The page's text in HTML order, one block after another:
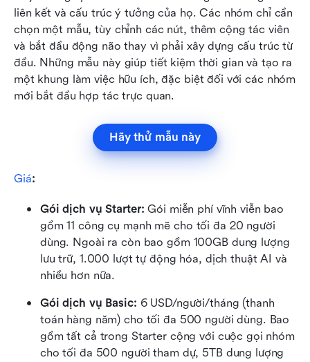
liên kết và cấu trúc ý tưởng của họ. Các nhóm chỉ cần
chọn một mẫu, tùy chỉnh các nút, thêm cộng tác viên
và bắt đầu động não thay vì phải xây dựng cấu trúc từ
đầu. Những mẫu này giúp tiết kiệm thời gian và tạo ra
một khung làm việc hữu ích, đặc biệt đối với các nhóm
mới bắt đầu hợp tác trực quan.
Hãy thử mẫu này
Giá:
Gói dịch vụ Starter: Gói miễn phí vĩnh viễn bao
gồm 11 công cụ mạnh mẽ cho tối đa 20 người
dùng. Ngoài ra còn bao gồm 100GB dung lượng
lưu trữ, 1.000 lượt tự động hóa, dịch thuật AI và
nhiều hơn nữa.
Gói dịch vụ Basic: 6 USD/người/tháng (thanh
toán hàng năm) cho tối đa 500 người dùng. Bao
gồm tất cả trong Starter cộng với cuộc gọi nhóm
cho tối đa 500 người tham dự, 5TB dung lượng